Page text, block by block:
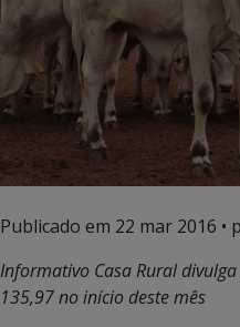
Publicado em 22 mar 2016 •
Informativo Casa Rural
135,97 no início deste mês